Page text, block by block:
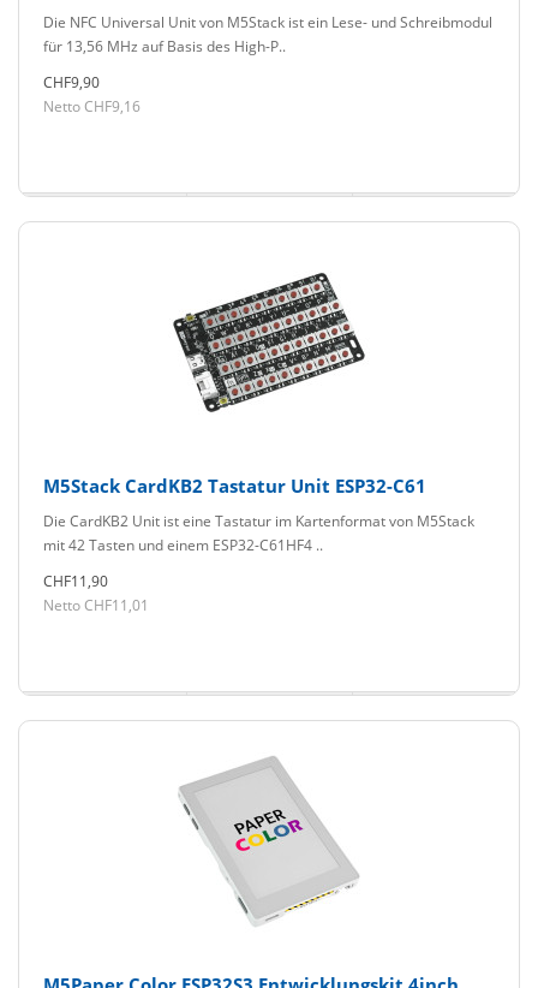
Die NFC Universal Unit von M5Stack ist ein Lese- und Schreibmodul
für 13,56 MHz auf Basis des High-P..
CHF9,90
Netto CHF9,16
M5Stack CardKB2 Tastatur Unit ESP32-C61
Die CardKB2 Unit ist eine Tastatur im Kartenformat von M5Stack
mit 42 Tasten und einem ESP32-C61HF4 ..
CHF11,90
Netto CHF11,01